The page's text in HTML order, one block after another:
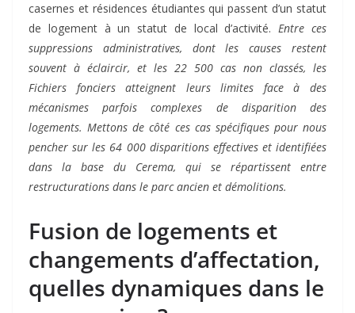
casernes et résidences étudiantes qui passent d’un statut
de logement à un statut de local d’activité.Entre ces
suppressions administratives, dont les causes restent
souvent à éclaircir, et les 22 500 cas non classés, les
Fichiers fonciers atteignent leurs limites face à des
mécanismes parfois complexes de disparition des
logements. Mettons de côté ces cas spécifiques pour nous
pencher sur les 64 000 disparitions effectives et identifiées
dans la base du Cerema, qui se répartissent entre
restructurations dans le parc ancien et démolitions.
Fusion de logements et
changements d’affectation,
quelles dynamiques dans le